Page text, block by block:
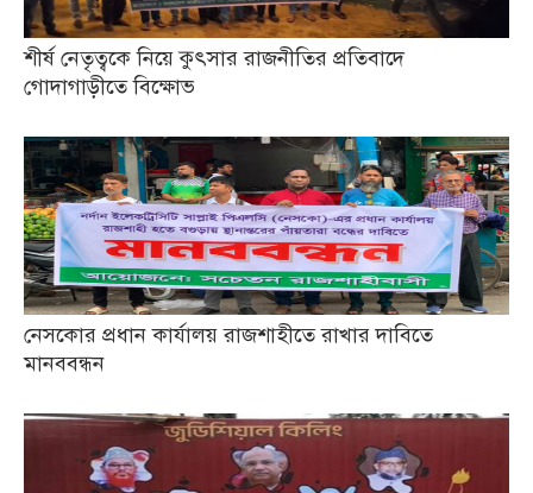
শীর্ষ নেতৃত্বকে নিয়ে কুৎসার রাজনীতির প্রতিবাদে
গোদাগাড়ীতে বিক্ষোভ
নেসকোর প্রধান কার্যালয় রাজশাহীতে রাখার দাবিতে
মানববন্ধন